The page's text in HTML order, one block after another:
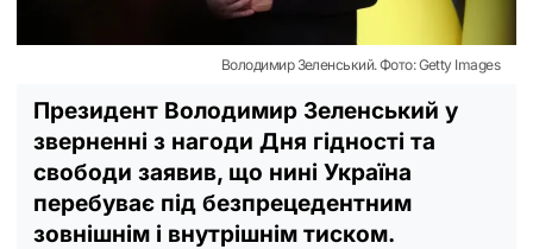
Володимир Зеленський. Фото: Getty Images
Президент Володимир Зеленський у
зверненні з нагоди Дня гідності та
свободи заявив, що нині Україна
перебуває під безпрецедентним
зовнішнім і внутрішнім тиском.